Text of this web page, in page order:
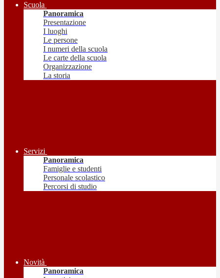
Scuola
Panoramica
Presentazione
I luoghi
Le persone
I numeri della scuola
Le carte della scuola
Organizzazione
La storia
Servizi
Panoramica
Famiglie e studenti
Personale scolastico
Percorsi di studio
Novità
Panoramica